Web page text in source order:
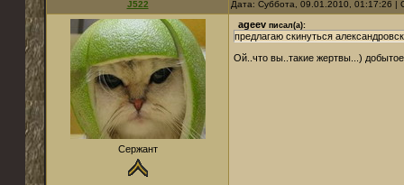
J522 Дата: Суббота, 09.01.2010, 01:17:26
Сержант
ageev писал(а):
предлагаю скинуться
Ой..что вы..такие жертвы...)